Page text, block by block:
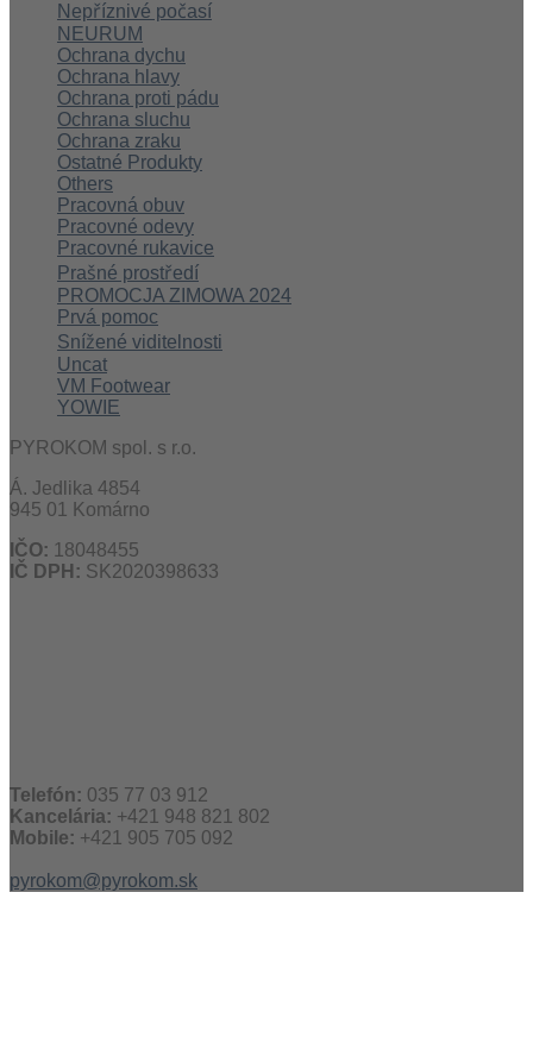
Nepříznivé počasí
NEURUM
Ochrana dychu
Ochrana hlavy
Ochrana proti pádu
Ochrana sluchu
Ochrana zraku
Ostatné Produkty
Others
Pracovná obuv
Pracovné odevy
Pracovné rukavice
Prašné prostředí
PROMOCJA ZIMOWA 2024
Prvá pomoc
Snížené viditelnosti
Uncat
VM Footwear
YOWIE
PYROKOM spol. s r.o.
Á. Jedlika 4854
945 01 Komárno
IČO: 18048455
IČ DPH: SK2020398633
Telefón: 035 77 03 912
Kancelária: +421 948 821 802
Mobile: +421 905 705 092
pyrokom@pyrokom.sk